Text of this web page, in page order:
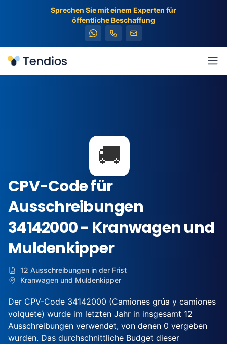
Sprechen Sie mit einem Experten für
öffentliche Beschaffung
Tendios
🚚
CPV-Code für
Ausschreibungen
34142000 - Kranwagen und
Muldenkipper
12 Ausschreibungen in der Frist
Kranwagen und Muldenkipper
Der CPV-Code 34142000 (Camiones grúa y camiones
volquete) wurde im letzten Jahr in insgesamt 12
Ausschreibungen verwendet, von denen 0 vergeben
wurden. Das durchschnittliche Budget dieser